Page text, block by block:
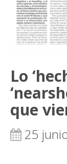
Lo
que
25